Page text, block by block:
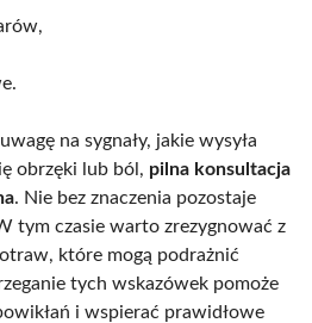
na sygnały, jakie wysyła
obrzęki lub ból, pilna konsultacja
. Nie bez znaczenia pozostaje
tym czasie warto zrezygnować z
które mogą podrażnić
tych wskazówek pomoże
i wspierać prawidłowe